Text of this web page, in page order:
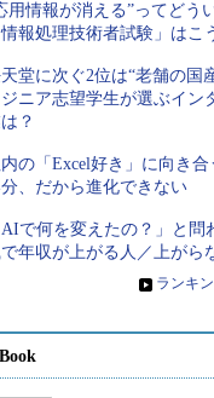
用情報が消える”ってどう
報処理技術者試験」はこ
堂に次ぐ2位は“老舗の
ニア志望学生が選ぶイン
？
の「Excel好き」に向き
、だから進化できない
で何を変えたの？」と問
年収が上がる人／上がら
» ランキ